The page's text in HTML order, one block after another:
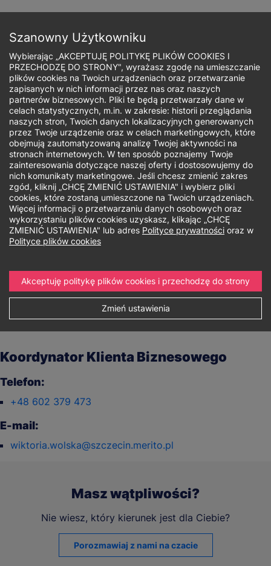
treści
Ścieżka
nawigacyjna
Jaki rodzaj studiów Cię interesuje?
Studia podyplomowe
Dział Rekrutacji - studia wyższe i
podyplomowe
Telefon:
E-mail:
rekrutacja@szczecin.merito.pl
Koordynator Klienta Biznesowego
Telefon:
+48 602 379 473
E-mail:
wiktoria.wolska@szczecin.merito.pl
Masz wątpliwości?
Nie wiesz, który kierunek jest dla Ciebie?
Porozmawiaj z nami na czacie
Szanowny Użytkowniku
Wybierając „AKCEPTUJĘ POLITYKĘ PLIKÓW COOKIES I
PRZECHODZĘ DO STRONY", wyrażasz zgodę na umieszczanie
plików cookies na Twoich urządzeniach oraz przetwarzanie
zapisanych w nich informacji przez nas oraz naszych
partnerów biznesowych. Pliki te będą przetwarzały dane w
celach statystycznych, m.in. w zakresie: historii przeglądania
naszych stron, Twoich danych lokalizacyjnych generowanych
przez Twoje urządzenie oraz w celach marketingowych, które
obejmują zautomatyzowaną analizę Twojej aktywności na
stronach internetowych. W ten sposób poznajemy Twoje
zainteresowania dotyczące naszej oferty i dostosowujemy do
nich komunikaty marketingowe. Jeśli chcesz zmienić zakres
zgód, kliknij „CHCĘ ZMIENIĆ USTAWIENIA" i wybierz pliki
cookies, które zostaną umieszczone na Twoich urządzeniach.
Więcej informacji o przetwarzaniu danych osobowych oraz
wykorzystaniu plików cookies uzyskasz, klikając „CHCĘ
ZMIENIĆ USTAWIENIA" lub adres Polityce prywatności oraz w
Polityce plików cookies
Zmień ustawienia
Akceptuję politykę plików cookies i przechodzę do strony